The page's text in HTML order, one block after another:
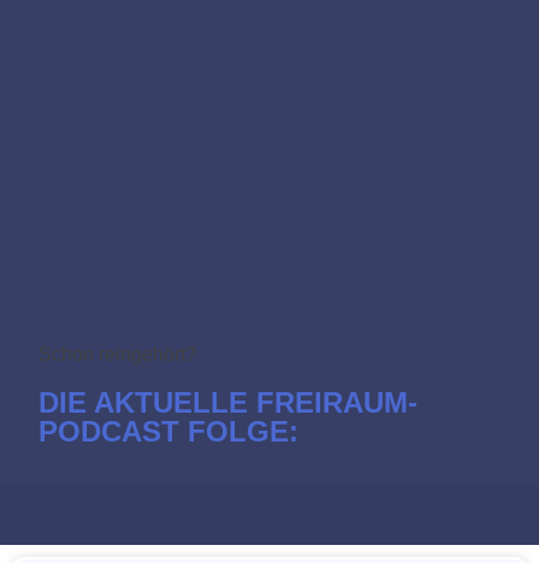
Schon reingehört?
DIE AKTUELLE FREIRAUM-
PODCAST FOLGE: